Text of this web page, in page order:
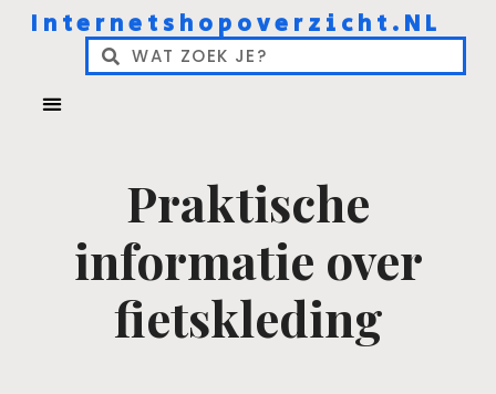
Internetshopoverzicht.NL
Praktische
informatie over
fietskleding